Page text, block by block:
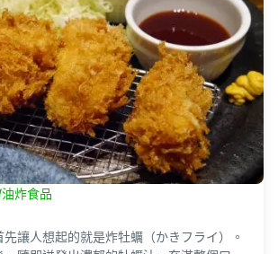
炸食品
讓人想起的就是炸牡蠣（かきフライ）。